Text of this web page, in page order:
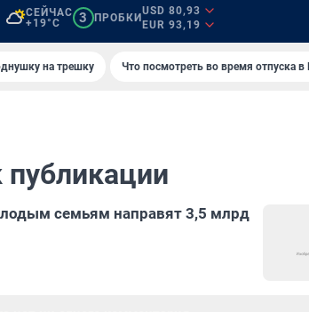
СЕЙЧАС
+19°C
3 ПРОБКИ
USD 80,93
EUR 93,19
на трешку Что посмотреть во время отпуска в
семьям направят 3,5 млрд